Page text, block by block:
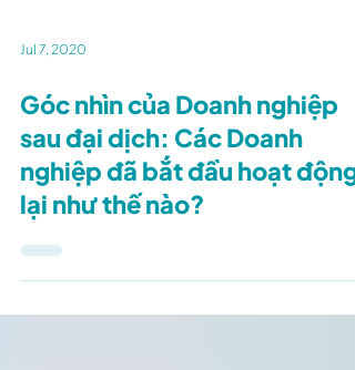
Góc nhìn của Doanh nghiệp
sau đại dịch: Các Doanh
nghiệp đã bắt đầu hoạt động
lại như thế nào?